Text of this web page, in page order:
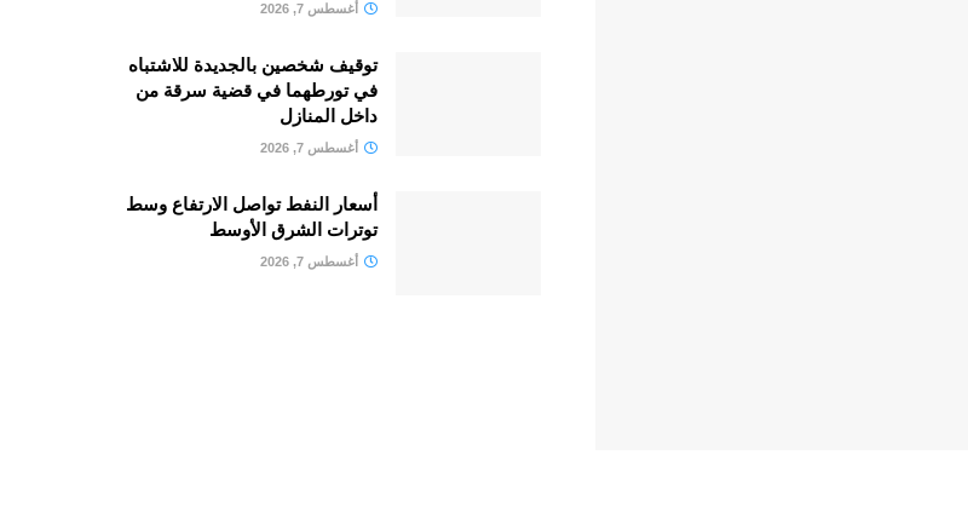
أغسطس 7, 2026
توقيف شخصين بالجديدة للاشتباه
في تورطهما في قضية سرقة من
داخل المنازل
أغسطس 7, 2026
أسعار النفط تواصل الارتفاع وسط
توترات الشرق الأوسط
أغسطس 7, 2026